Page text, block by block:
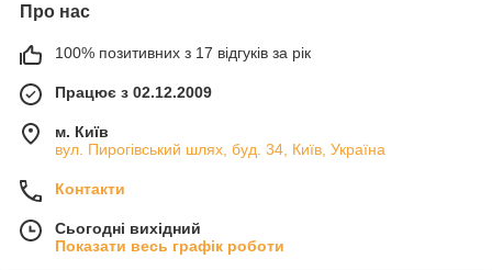
Про нас
100% позитивних з 17 відгуків за рік
Працює з 02.12.2009
м. Київ
вул. Пирогівський шлях, буд. 34, Київ, Україна
Контакти
Сьогодні вихідний
Показати весь графік роботи